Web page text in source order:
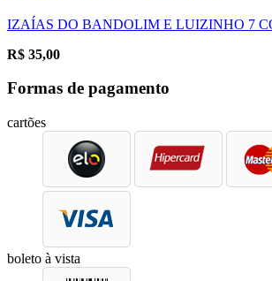
IZAÍAS DO BANDOLIM E LUIZINHO 7
R$ 35,00
Formas de pagamento
cartões
boleto à vista